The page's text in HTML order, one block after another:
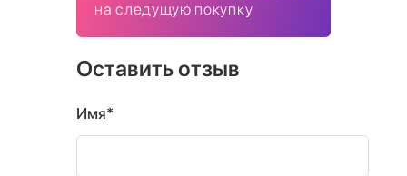
на следущую покупку
Оставить отзыв
Имя*